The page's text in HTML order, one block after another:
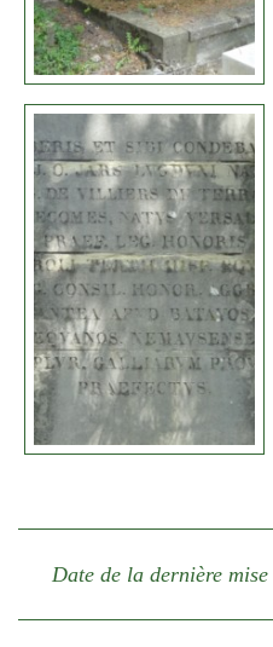
Date de la dernière